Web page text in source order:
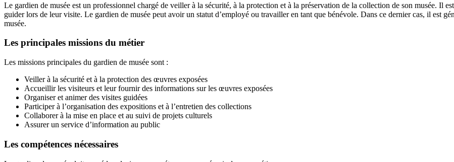
Le gardien de musée est un professionnel chargé de veiller à la sécurité, à la protection et à la préservation de la collection de son musée. Il
guider lors de leur visite. Le gardien de musée peut avoir un statut d’employé ou travailler en tant que bénévole. Dans ce dernier cas, il est
musée.
Les principales missions du métier
Les missions principales du gardien de musée sont :
Veiller à la sécurité et à la protection des œuvres exposées
Accueillir les visiteurs et leur fournir des informations sur les œuvres exposées
Organiser et animer des visites guidées
Participer à l’organisation des expositions et à l’entretien des collections
Collaborer à la mise en place et au suivi de projets culturels
Assurer un service d’information au public
Les compétences nécessaires